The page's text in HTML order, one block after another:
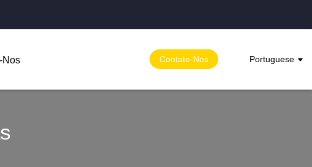
Nos Contate-Nos Portuguese